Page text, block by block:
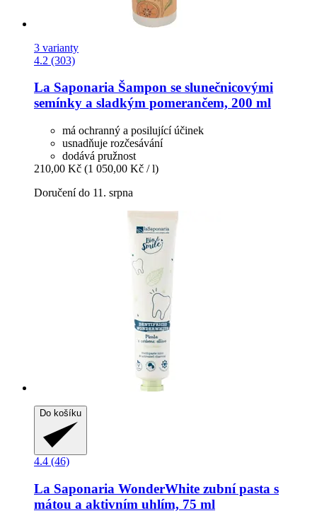
3 varianty
4.2 (303)
La Saponaria Šampon se slunečnicovými
semínky a sladkým pomerančem, 200 ml
má ochranný a posilující účinek
usnadňuje rozčesávání
dodává pružnost
210,00 Kč (1 050,00 Kč / l)
Doručení do 11. srpna
Do košíku
4.4 (46)
La Saponaria WonderWhite zubní pasta s
mátou a aktivním uhlím, 75 ml